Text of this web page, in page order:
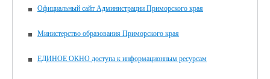
Официальный сайт Администрации Приморского края
Министерство образования Приморского края
ЕДИНОЕ ОКНО доступа к информационным ресурсам